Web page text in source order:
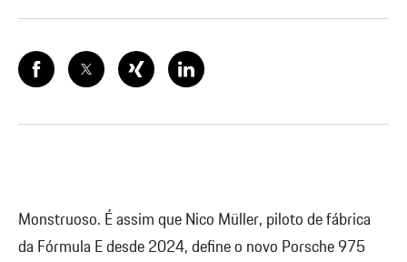
Monstruoso. É assim que Nico Müller, piloto de fábrica
da Fórmula E desde 2024, define o novo Porsche 975